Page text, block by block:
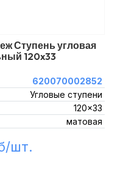
Ступень угловая
120x33
620070002852
Угловые ступени
120x33
матовая
шт.